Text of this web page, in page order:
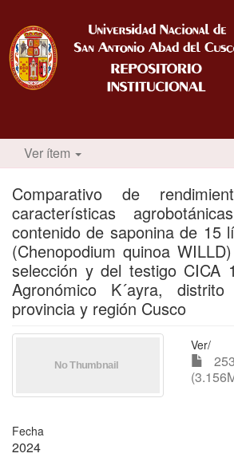
Ver ítem
Comparativo de
características
contenido de saponina de 15
(Chenopodium quinoa
selección y del testigo CICA
Agronómico K´ayra,
provincia y región Cusco
Ver/
Fecha
2024